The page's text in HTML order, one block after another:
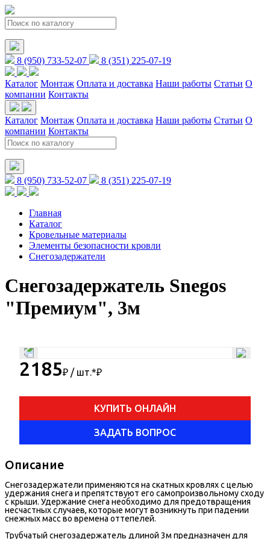
8 (950) 733-52-07 8 (351) 225-07-19
Каталог Монтаж Оплата и доставка Наши работы Статьи О
компании Контакты
Каталог Монтаж Оплата и доставка Наши работы Статьи О
компании Контакты
8 (950) 733-52-07 8 (351) 225-07-19
Главная
Каталог
Кровельные материалы
Элементы безопасности кровли
Снегозадержатели
Снегозадержатель Snegos
"Премиум", 3м
2185₽ / шт.*₽
КУПИТЬ ОНЛАЙН
ЗАДАТЬ ВОПРОС
Описание
Снегозадержатели применяются на скатных кровлях с целью
удержания снега и препятствуют его самопроизвольному сходу
с крыши. Удержание снега необходимо для предотвращения
несчастных случаев, которые могут возникнуть при падении
снежных масс во времена оттепелей.
Трубчатый снегозадержатель длиной 3м предназначен для